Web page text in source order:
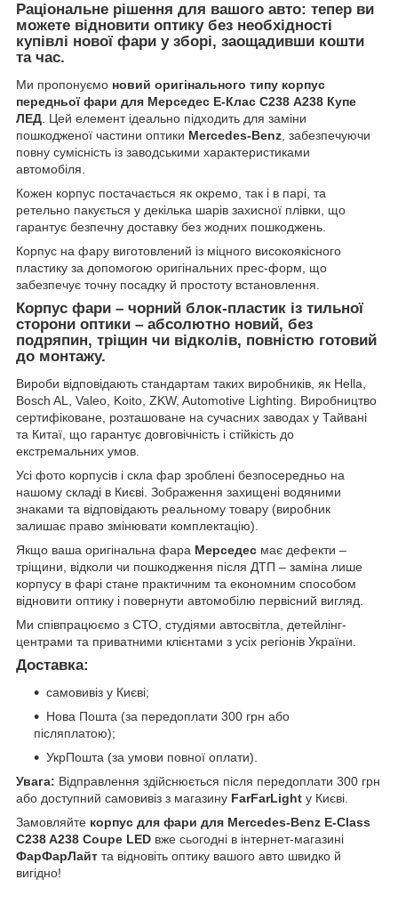
Раціональне рішення для вашого авто: тепер ви
можете відновити оптику без необхідності
купівлі нової фари у зборі, заощадивши кошти
та час.
Ми пропонуємо новий оригінального типу корпус
передньої фари для Мерседес Е-Клас С238 А238 Купе
ЛЕД. Цей елемент ідеально підходить для заміни
пошкодженої частини оптики Mercedes-Benz, забезпечуючи
повну сумісність із заводськими характеристиками
автомобіля.
Кожен корпус постачається як окремо, так і в парі, та
ретельно пакується у декілька шарів захисної плівки, що
гарантує безпечну доставку без жодних пошкоджень.
Корпус на фару виготовлений із міцного високоякісного
пластику за допомогою оригінальних прес-форм, що
забезпечує точну посадку й простоту встановлення.
Корпус фари – чорний блок-пластик із тильної
сторони оптики – абсолютно новий, без
подряпин, тріщин чи відколів, повністю готовий
до монтажу.
Вироби відповідають стандартам таких виробників, як Hella,
Bosch AL, Valeo, Koito, ZKW, Automotive Lighting. Виробництво
сертифіковане, розташоване на сучасних заводах у Тайвані
та Китаї, що гарантує довговічність і стійкість до
екстремальних умов.
Усі фото корпусів і скла фар зроблені безпосередньо на
нашому складі в Києві. Зображення захищені водяними
знаками та відповідають реальному товару (виробник
залишає право змінювати комплектацію).
Якщо ваша оригінальна фара Мерседес має дефекти –
тріщини, відколи чи пошкодження після ДТП – заміна лише
корпусу в фарі стане практичним та економним способом
відновити оптику і повернути автомобілю первісний вигляд.
Ми співпрацюємо з СТО, студіями автосвітла, детейлінг-
центрами та приватними клієнтами з усіх регіонів України.
Доставка:
самовивіз у Києві;
Нова Пошта (за передоплати 300 грн або
післяплатою);
УкрПошта (за умови повної оплати).
Увага: Відправлення здійснюється після передоплати 300 грн
або доступний самовивіз з магазину FarFarLight у Києві.
Замовляйте корпус для фари для Mercedes-Benz E-Class
C238 A238 Coupe LED вже сьогодні в інтернет-магазині
ФарФарЛайт та відновіть оптику вашого авто швидко й
вигідно!